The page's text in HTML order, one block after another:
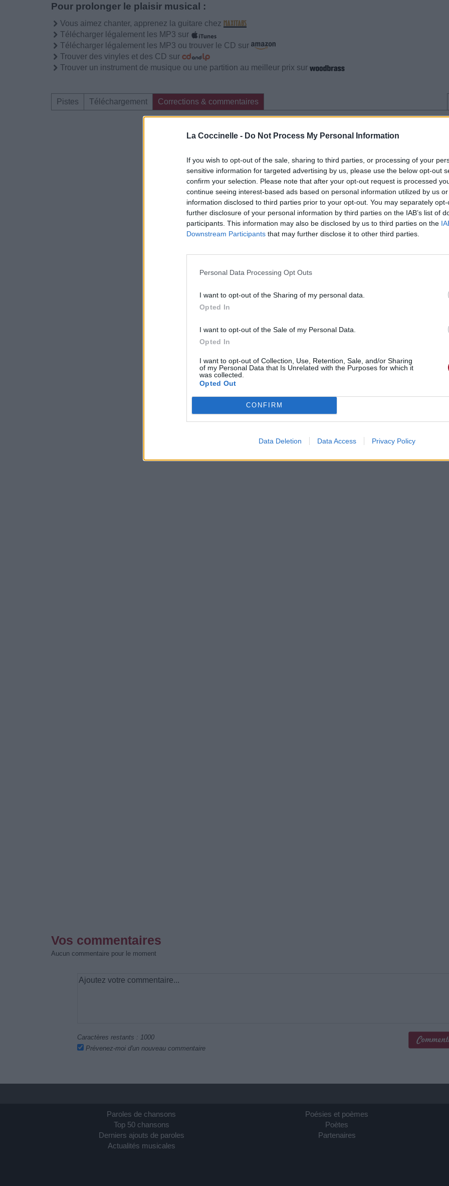
La Coccinelle - Do Not Process My Personal Information
If you wish to opt-out of the sale, sharing to third parties, or processing of your
sensitive information for targeted advertising by us, please use the below opt-out
confirm your selection. Please note that after your opt-out request is processed
continue seeing interest-based ads based on personal information utilized by us
information disclosed to third parties prior to your opt-out. You may separately
further disclosure of your personal information by third parties on the IAB’s list of
participants. This information may also be disclosed by us to third parties on the
Downstream Participants that may further disclose it to other third parties.
Personal Data Processing Opt Outs
I want to opt-out of the Sharing of my personal data.
Opted In
I want to opt-out of the Sale of my Personal Data.
Opted In
I want to opt-out of Collection, Use, Retention, Sale, and/or Sharing
of my Personal Data that Is Unrelated with the Purposes for which it
was collected.
Opted Out
CONFIRM
Data Deletion Data Access Privacy Policy
Pour prolonger le plaisir musical :
Vous aimez chanter, apprenez la guitare chez
Télécharger légalement les MP3 sur
Télécharger légalement les MP3 ou trouver le CD sur
Trouver des vinyles et des CD sur
Trouver un instrument de musique ou une partition au meilleur prix sur
Pistes Téléchargement Corrections & commentaires
Dire «merci» pour cette traduction Corriger une erreur
Vos commentaires
Aucun commentaire pour le moment
Caractères restants : 1000
Prévenez-moi d'un nouveau commentaire
Paroles de chansons
Top 50 chansons
Derniers ajouts de paroles
Actualités musicales
Poésies et poèmes
Poètes
Partenaires